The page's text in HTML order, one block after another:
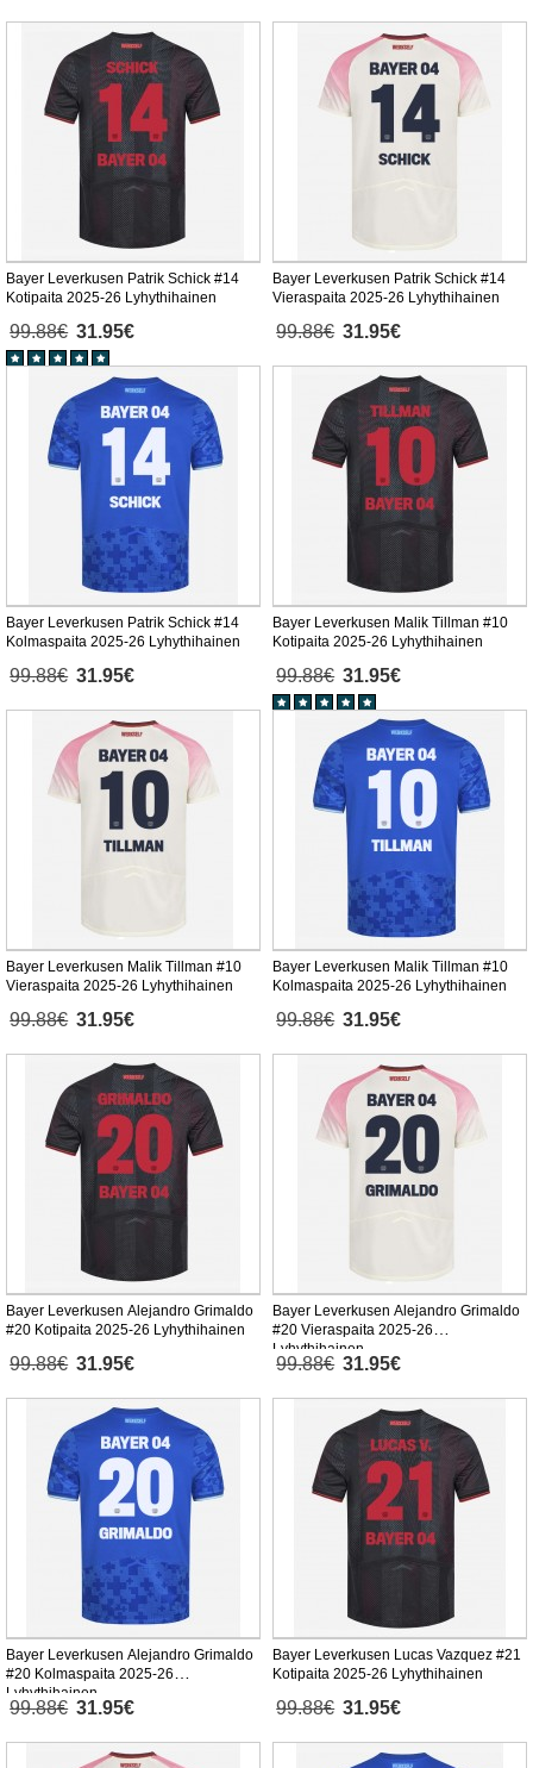
Bayer Leverkusen Patrik Schick #14
Kotipaita 2025-26 Lyhythihainen
99.88€ 31.95€
Bayer Leverkusen Patrik Schick #14
Vieraspaita 2025-26 Lyhythihainen
99.88€ 31.95€
Bayer Leverkusen Patrik Schick #14
Kolmaspaita 2025-26 Lyhythihainen
99.88€ 31.95€
Bayer Leverkusen Malik Tillman #10
Kotipaita 2025-26 Lyhythihainen
99.88€ 31.95€
Bayer Leverkusen Malik Tillman #10
Vieraspaita 2025-26 Lyhythihainen
99.88€ 31.95€
Bayer Leverkusen Malik Tillman #10
Kolmaspaita 2025-26 Lyhythihainen
99.88€ 31.95€
Bayer Leverkusen Alejandro Grimaldo
#20 Kotipaita 2025-26 Lyhythihainen
99.88€ 31.95€
Bayer Leverkusen Alejandro Grimaldo
#20 Vieraspaita 2025-26
Lyhythihainen
99.88€ 31.95€
Bayer Leverkusen Alejandro Grimaldo
#20 Kolmaspaita 2025-26
Lyhythihainen
99.88€ 31.95€
Bayer Leverkusen Lucas Vazquez #21
Kotipaita 2025-26 Lyhythihainen
99.88€ 31.95€